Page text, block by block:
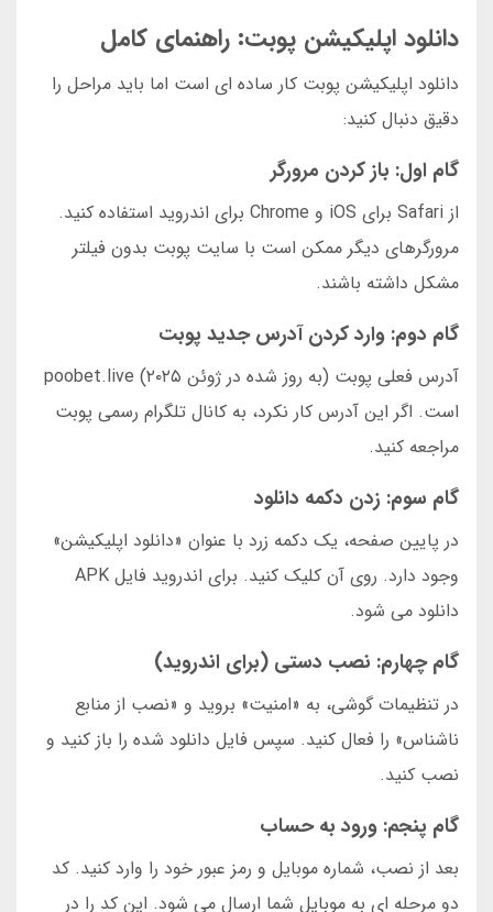
دانلود اپلیکیشن پوبت: راهنمای کامل
دانلود اپلیکیشن پوبت کار ساده ای است اما باید مراحل را
دقیق دنبال کنید:
گام اول: باز کردن مرورگر
از Safari برای iOS و Chrome برای اندروید استفاده کنید.
مرورگرهای دیگر ممکن است با سایت پوبت بدون فیلتر
مشکل داشته باشند.
گام دوم: وارد کردن آدرس جدید پوبت
آدرس فعلی پوبت (به روز شده در ژوئن ۲۰۲۵) poobet.live
است. اگر این آدرس کار نکرد، به کانال تلگرام رسمی پوبت
مراجعه کنید.
گام سوم: زدن دکمه دانلود
در پایین صفحه، یک دکمه زرد با عنوان «دانلود اپلیکیشن»
وجود دارد. روی آن کلیک کنید. برای اندروید فایل APK
دانلود می شود.
گام چهارم: نصب دستی (برای اندروید)
در تنظیمات گوشی، به «امنیت» بروید و «نصب از منابع
ناشناس» را فعال کنید. سپس فایل دانلود شده را باز کنید و
نصب کنید.
گام پنجم: ورود به حساب
بعد از نصب، شماره موبایل و رمز عبور خود را وارد کنید. کد
دو مرحله ای به موبایل شما ارسال می شود. این کد را در